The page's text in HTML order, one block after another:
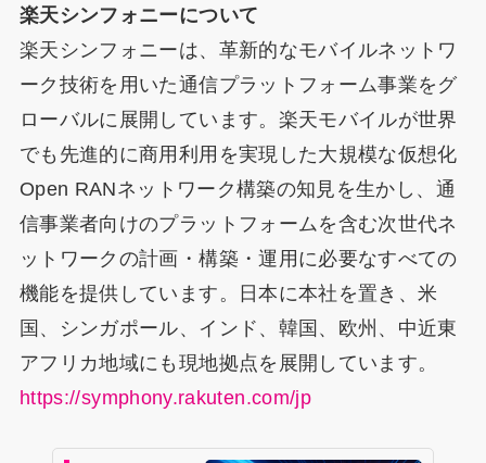
楽天シンフォニーについて
楽天シンフォニーは、革新的なモバイルネットワ
ーク技術を用いた通信プラットフォーム事業をグ
ローバルに展開しています。楽天モバイルが世界
でも先進的に商用利用を実現した大規模な仮想化
Open RANネットワーク構築の知見を生かし、通
信事業者向けのプラットフォームを含む次世代ネ
ットワークの計画・構築・運用に必要なすべての
機能を提供しています。日本に本社を置き、米
国、シンガポール、インド、韓国、欧州、中近東
アフリカ地域にも現地拠点を展開しています。
https://symphony.rakuten.com/jp